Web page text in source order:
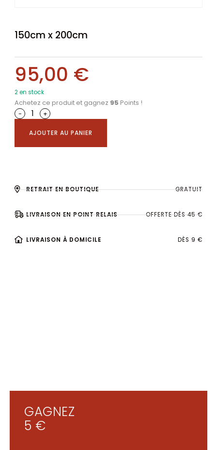
150cm x 200cm
95,00 €
2 en stock
Achetez ce produit et gagnez 95 Points !
-
+
AJOUTER AU PANIER
RETRAIT EN BOUTIQUE GRATUIT
LIVRAISON EN POINT RELAIS OFFERTE DÈS 45 €
LIVRAISON À DOMICILE DÈS 9 €
GAGNEZ
5 €